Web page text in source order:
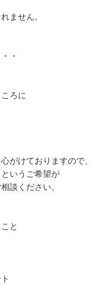
ません。
・
ろに
がけておりますので、
いうご希望が
談ください。
と